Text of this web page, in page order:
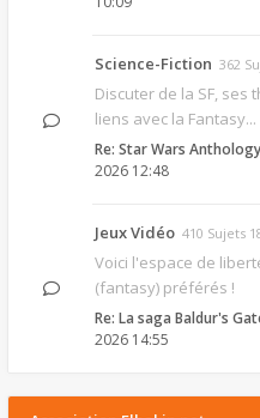
Science-Fiction 362
Discuter de la SF, ses
liens avec la Fantasy...
Re: Star Wars
2026 12:48
Jeux Vidéo 410 Sujets
Voici l'espace de
(fantasy) préférés !
Re: La saga Baldur's
2026 14:55